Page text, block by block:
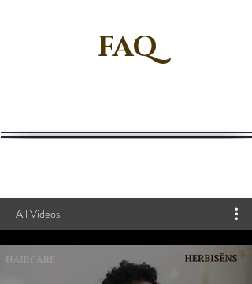
FAQ
All Videos